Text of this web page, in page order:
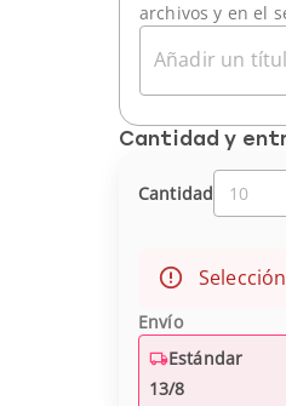
archivos y en el
Añadir un
Cantidad y
Cantidad
Envío
Estándar
13/8